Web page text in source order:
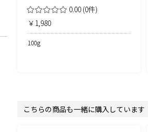
0.00 (0件)
￥1,980
100g
こちらの商品も一緒に購入しています